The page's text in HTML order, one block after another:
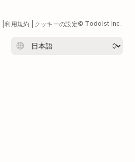
利用規約 クッキーの設定© Todoist Inc.